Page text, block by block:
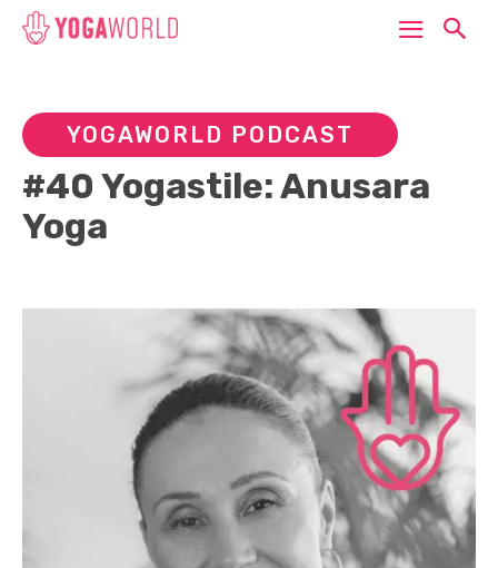
YOGAWORLD PODCAST
#40 Yogastile: Anusara
Yoga